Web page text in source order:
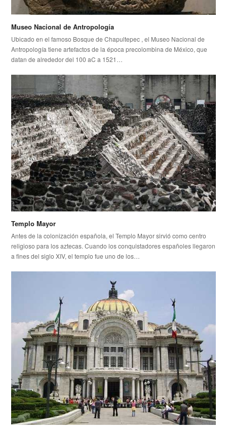
Museo Nacional de Antropología
Ubicado en el famoso Bosque de Chapultepec , el Museo Nacional de
Antropología tiene artefactos de la época precolombina de México, que
datan de alrededor del 100 aC a 1521…
Templo Mayor
Antes de la colonización española, el Templo Mayor sirvió como centro
religioso para los aztecas. Cuando los conquistadores españoles llegaron
a fines del siglo XIV, el templo fue uno de los…